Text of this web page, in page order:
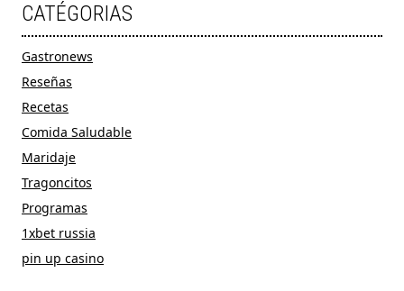
CATÉGORIAS
Gastronews
Reseñas
Recetas
Comida Saludable
Maridaje
Tragoncitos
Programas
1xbet russia
pin up casino